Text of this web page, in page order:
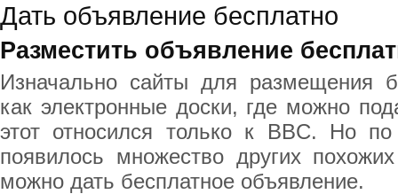
Дать объявление бесплатно
Разместить объявление
Изначально сайты для размещения
как электронные доски, где можно
этот относился только к BBC. Но
появилось множество других
можно дать бесплатное объявление.